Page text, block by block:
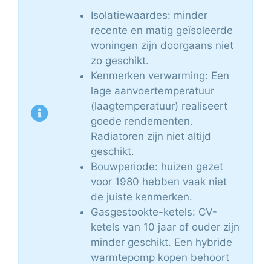
Isolatiewaardes: minder
recente en matig geïsoleerde
woningen zijn doorgaans niet
zo geschikt.
Kenmerken verwarming: Een
lage aanvoertemperatuur
(laagtemperatuur) realiseert
goede rendementen.
Radiatoren zijn niet altijd
geschikt.
Bouwperiode: huizen gezet
voor 1980 hebben vaak niet
de juiste kenmerken.
Gasgestookte-ketels: CV-
ketels van 10 jaar of ouder zijn
minder geschikt. Een hybride
warmtepomp kopen behoort